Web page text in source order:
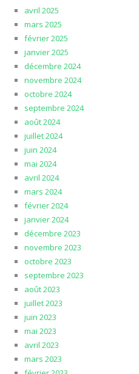
avril 2025
mars 2025
février 2025
janvier 2025
décembre 2024
novembre 2024
octobre 2024
septembre 2024
août 2024
juillet 2024
juin 2024
mai 2024
avril 2024
mars 2024
février 2024
janvier 2024
décembre 2023
novembre 2023
octobre 2023
septembre 2023
août 2023
juillet 2023
juin 2023
mai 2023
avril 2023
mars 2023